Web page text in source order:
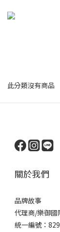
此分類沒有商品
關於我們
品牌故事
代理商/樂御國
統一編號：